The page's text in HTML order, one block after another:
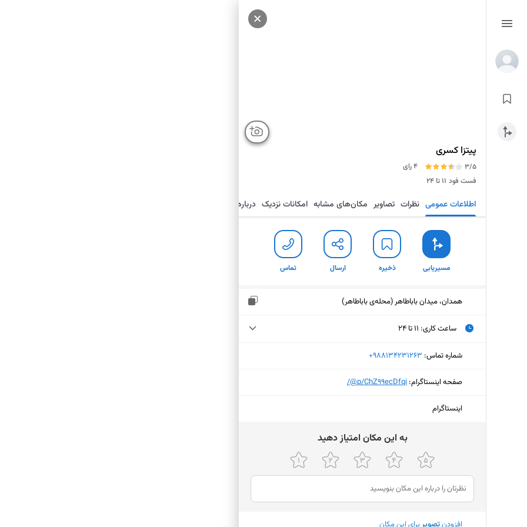
پیتزا کسری
3/5
4 رای
فست فود ۱۱ تا ۲۴
اطلاعات عمومی نظرات تصاویر مکان‌های مشابه امکانات نزدیک درباره
مسیریابی ذخیره ارسال تماس
همدان، میدان باباطاهر (محله‌ی باباطاهر)
ساعت کاری: ۱۱ تا ۲۴
یکشنبه (امروز)
جمعه
۱۱ تا ۲۴
شنبه
۱۱ تا ۲۴
شماره تماس: ‎+988134231263
صفحه اینستاگرام: ‎@p/ChZ99ecDfqi/
اینستاگرام
ﺑﻪ اﯾﻦ ﻣﮑﺎن اﻣﺘﯿﺎز دﻫﯿﺪ